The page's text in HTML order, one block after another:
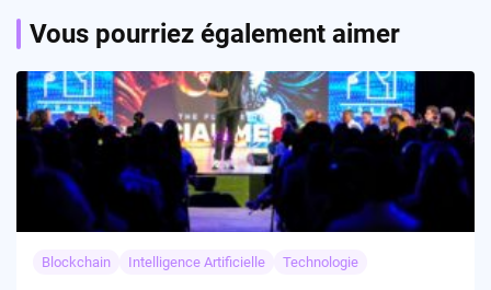
Vous pourriez également aimer
Blockchain Intelligence Artificielle Technologie